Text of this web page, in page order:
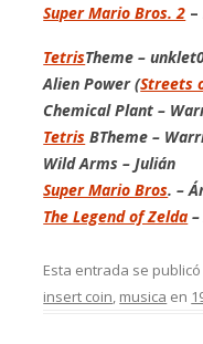
Super Mario Bros. 2
TetrisTheme –
Alien Power (Streets
Chemical Plant –
Tetris BTheme –
Wild Arms – Julián
Super Mario Bros. –
The Legend of Zelda
Esta entrada se
insert coin, musica en